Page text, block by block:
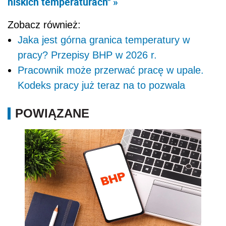
Zobacz również:
Jaka jest górna granica temperatury w
pracy? Przepisy BHP w 2026 r.
Pracownik może przerwać pracę w upale.
Kodeks pracy już teraz na to pozwala
POWIĄZANE